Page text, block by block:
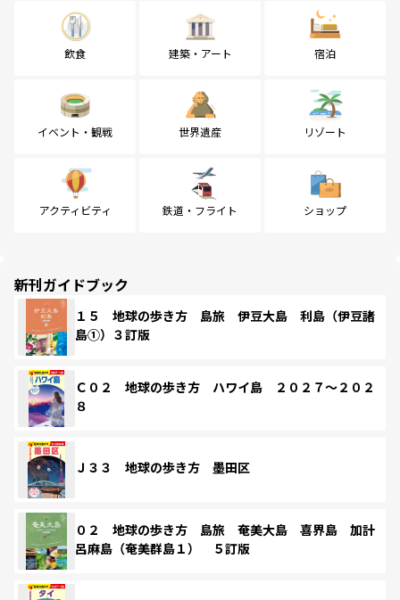
飲食 建築・アート 宿泊
イベント・観戦 世界遺産 リゾート
アクティビティ 鉄道・フライト ショップ
新刊ガイドブック
１５ 地球の歩き方 島旅 伊豆大島 利島（伊豆諸
島①）３訂版
Ｃ０２ 地球の歩き方 ハワイ島 ２０２７～２０２
８
Ｊ３３ 地球の歩き方 墨田区
０２ 地球の歩き方 島旅 奄美大島 喜界島 加計
呂麻島（奄美群島１） ５訂版